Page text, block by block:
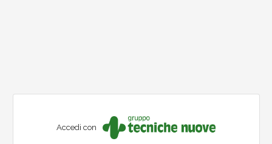
Accedi con